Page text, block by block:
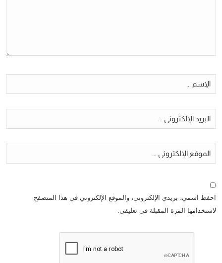
احفظ اسمي، بريدي الإلكتروني، والموقع الإلكتروني في هذا المتصفح
لاستخدامها المرة المقبلة في تعليقي.